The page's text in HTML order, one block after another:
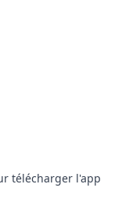
télécharger l'app